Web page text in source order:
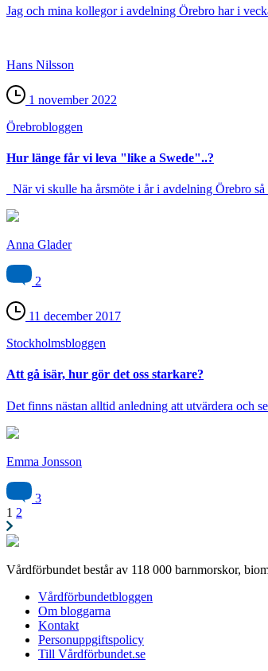
Jag och mina kollegor i avdelning Örebro har i
Hans Nilsson
1 november 2022
Örebro­bloggen
Hur länge får vi leva "like a Swede"..?
När vi skulle ha årsmöte i år i avdelning Örebro
Anna Glader
2
11 december 2017
Stockholms­bloggen
Att gå isär, hur gör det oss starkare?
Det finns nästan alltid anledning att utvärdera och
Emma Jonsson
3
1 2
Vårdförbundet består av 118 000 barnmorskor,
Vårdförbundetbloggen
Om bloggarna
Kontakt
Personuppgiftspolicy
Till Vårdförbundet.se